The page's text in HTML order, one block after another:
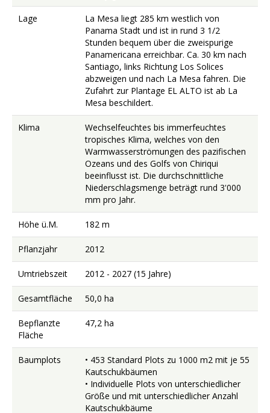
Lage
La Mesa liegt 285 km westlich von
Panama Stadt und ist in rund 3 1/2
Stunden bequem über die zweispurige
Panamericana erreichbar. Ca. 30 km nach
Santiago, links Richtung Los Solices
abzweigen und nach La Mesa fahren. Die
Zufahrt zur Plantage EL ALTO ist ab La
Mesa beschildert.
Klima
Wechselfeuchtes bis immerfeuchtes
tropisches Klima, welches von den
Warmwasserströmungen des pazifischen
Ozeans und des Golfs von Chiriqui
beeinflusst ist. Die durchschnittliche
Niederschlagsmenge beträgt rund 3'000
mm pro Jahr.
Höhe ü.M. 182 m
Pflanzjahr 2012
Umtriebszeit 2012 - 2027 (15 Jahre)
Gesamtfläche 50,0 ha
Bepflanzte
Fläche
47,2 ha
Baumplots
• 453 Standard Plots zu 1000 m2 mit je 55
Kautschukbäumen
• Individuelle Plots von unterschiedlicher
Größe und mit unterschiedlicher Anzahl
Kautschukbäume